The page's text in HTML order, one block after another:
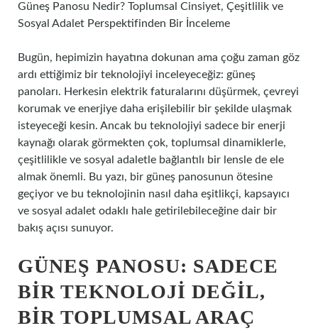
Güneş Panosu Nedir? Toplumsal Cinsiyet, Çeşitlilik ve
Sosyal Adalet Perspektifinden Bir İnceleme
Bugün, hepimizin hayatına dokunan ama çoğu zaman göz
ardı ettiğimiz bir teknolojiyi inceleyeceğiz: güneş
panoları. Herkesin elektrik faturalarını düşürmek, çevreyi
korumak ve enerjiye daha erişilebilir bir şekilde ulaşmak
isteyeceği kesin. Ancak bu teknolojiyi sadece bir enerji
kaynağı olarak görmekten çok, toplumsal dinamiklerle,
çeşitlilikle ve sosyal adaletle bağlantılı bir lensle de ele
almak önemli. Bu yazı, bir güneş panosunun ötesine
geçiyor ve bu teknolojinin nasıl daha eşitlikçi, kapsayıcı
ve sosyal adalet odaklı hale getirilebileceğine dair bir
bakış açısı sunuyor.
GÜNEŞ PANOSU: SADECE
BIR TEKNOLOJI DEĞIL,
BIR TOPLUMSAL ARAÇ